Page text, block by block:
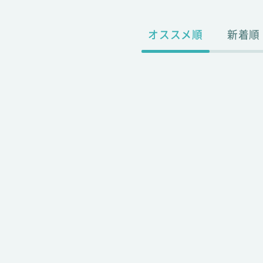
オススメ順 新着順